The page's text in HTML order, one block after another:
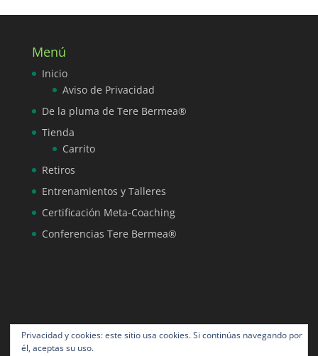
Menú
Inicio
Aviso de Privacidad
De la pluma de Tere Bermea®
Tienda
Carrito
Retiros
Entrenamientos y Talleres
Certificación Meta-Coaching
Conferencias Tere Bermea®
Privacidad y cookies: este sitio usa cookies. Si continúas navegando por
él, aceptas su uso.